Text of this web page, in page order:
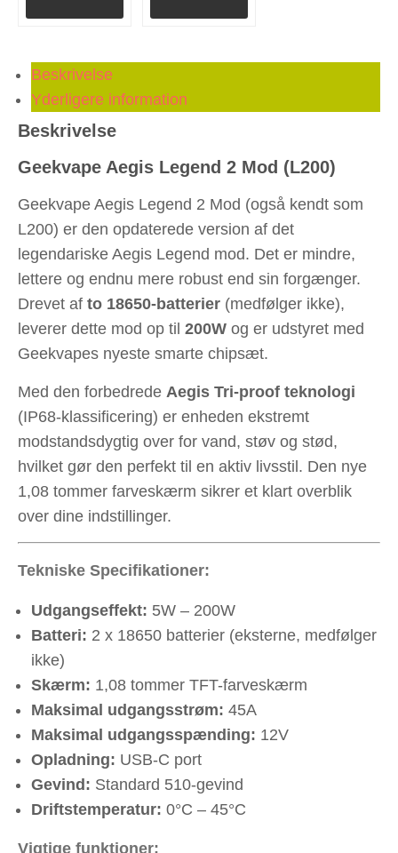
Beskrivelse
Yderligere information
Beskrivelse
Geekvape Aegis Legend 2 Mod (L200)
Geekvape Aegis Legend 2 Mod (også kendt som
L200) er den opdaterede version af det
legendariske Aegis Legend mod. Det er mindre,
lettere og endnu mere robust end sin forgænger.
Drevet af to 18650-batterier (medfølger ikke),
leverer dette mod op til 200W og er udstyret med
Geekvapes nyeste smarte chipsæt.
Med den forbedrede Aegis Tri-proof teknologi
(IP68-klassificering) er enheden ekstremt
modstandsdygtig over for vand, støv og stød,
hvilket gør den perfekt til en aktiv livsstil. Den nye
1,08 tommer farveskærm sikrer et klart overblik
over dine indstillinger.
Tekniske Specifikationer:
Udgangseffekt: 5W – 200W
Batteri: 2 x 18650 batterier (eksterne, medfølger
ikke)
Skærm: 1,08 tommer TFT-farveskærm
Maksimal udgangsstrøm: 45A
Maksimal udgangsspænding: 12V
Opladning: USB-C port
Gevind: Standard 510-gevind
Driftstemperatur: 0°C – 45°C
Vigtige funktioner: